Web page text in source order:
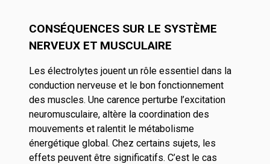
CONSÉQUENCES SUR LE SYSTÈME
NERVEUX ET MUSCULAIRE
Les électrolytes jouent un rôle essentiel dans la
conduction nerveuse et le bon fonctionnement
des muscles. Une carence perturbe l’excitation
neuromusculaire, altère la coordination des
mouvements et ralentit le métabolisme
énergétique global. Chez certains sujets, les
effets peuvent être significatifs. C’est le cas